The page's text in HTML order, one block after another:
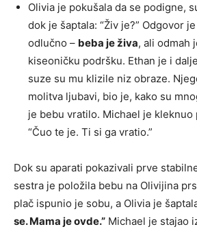
Olivia je pokušala da se podigne,
dok je šaptala: “Živ je?” Odgovor
odlučno – beba je živa, ali odmah
kiseoničku podršku. Ethan je i
suze su mu klizile niz obraze.
molitva ljubavi, bio je, kako su
je bebu vratilo. Michael je kleknuo
“Čuo te je. Ti si ga vratio.”
Dok su aparati pokazivali prve
sestra je položila bebu na Olivijina
plač ispunio je sobu, a Olivia je
se. Mama je ovde.” Michael je stajao